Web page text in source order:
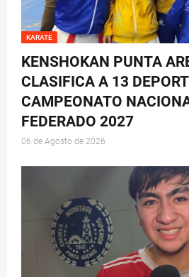
KARATE
KENSHOKAN PUNTA
CLASIFICA A 13
CAMPEONATO
FEDERADO 2027
06 de Agosto de 2026